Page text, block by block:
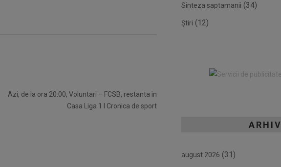
Azi, de la ora 20:00, Voluntari – FCSB, restanta in
Casa Liga 1 I Cronica de sport
Sinteza saptamanii (34)
Știri (12)
august 2026 (31)